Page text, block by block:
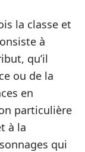
la classe et
à
qu’il
ou de la
en
particulière
à la
qui